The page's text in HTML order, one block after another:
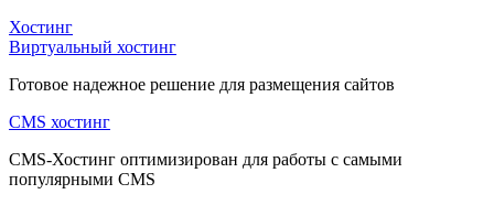
Хостинг
Виртуальный хостинг
Готовое надежное решение для размещения сайтов
CMS хостинг
CMS-Хостинг оптимизирован для работы с самыми
популярными CMS